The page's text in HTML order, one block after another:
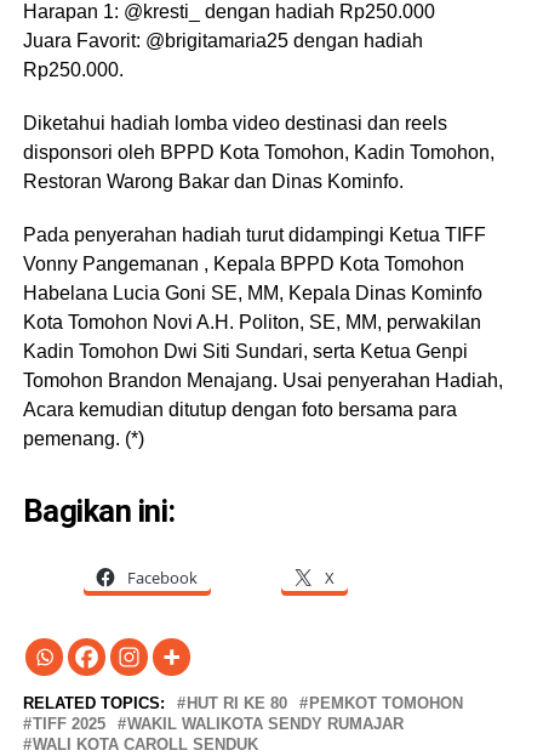
Harapan 1: @kresti_ dengan hadiah Rp250.000
Juara Favorit: @brigitamaria25 dengan hadiah
Rp250.000.
Diketahui hadiah lomba video destinasi dan reels
disponsori oleh BPPD Kota Tomohon, Kadin Tomohon,
Restoran Warong Bakar dan Dinas Kominfo.
Pada penyerahan hadiah turut didampingi Ketua TIFF
Vonny Pangemanan , Kepala BPPD Kota Tomohon
Habelana Lucia Goni SE, MM, Kepala Dinas Kominfo
Kota Tomohon Novi A.H. Politon, SE, MM, perwakilan
Kadin Tomohon Dwi Siti Sundari, serta Ketua Genpi
Tomohon Brandon Menajang. Usai penyerahan Hadiah,
Acara kemudian ditutup dengan foto bersama para
pemenang. (*)
Bagikan ini:
Facebook X
RELATED TOPICS: HUT RI KE 80
PEMKOT TOMOHON
TIFF 2025
WAKIL WALIKOTA SENDY RUMAJAR
WALI KOTA CAROLL SENDUK